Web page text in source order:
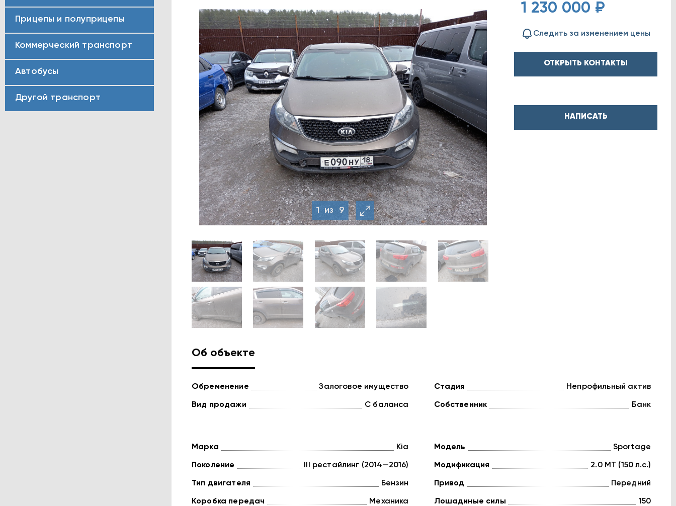
Прицепы и полуприцепы
Коммерческий транспорт
Автобусы
Другой транспорт
1 из9
1 230 000 ₽
Следить за изменением цены
ОТКРЫТЬ КОНТАКТЫ
НАПИСАТЬ
Об объекте
Обременение Залоговое имущество
Вид продажи С баланса
Стадия Непрофильный актив
Собственник Банк
Марка Kia
Поколение III рестайлинг (2014—2016)
Тип двигателя Бензин
Коробка передач Механика
Модель Sportage
Модификация 2.0 MT (150 л.с.)
Привод Передний
Лошадиные силы 150